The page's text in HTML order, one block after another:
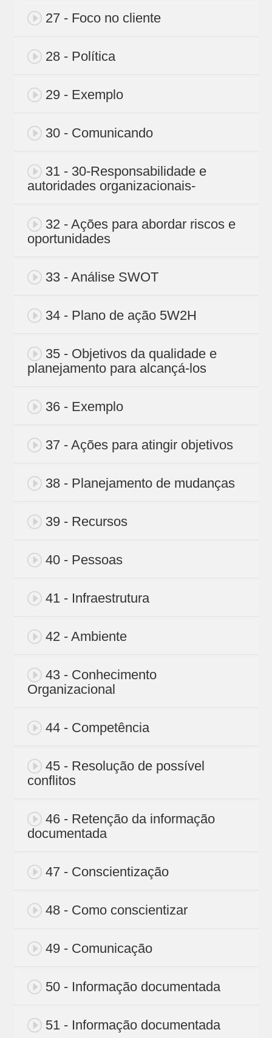
27 - Foco no cliente
28 - Política
29 - Exemplo
30 - Comunicando
31 - 30-Responsabilidade e
autoridades organizacionais-
32 - Ações para abordar riscos e
oportunidades
33 - Análise SWOT
34 - Plano de ação 5W2H
35 - Objetivos da qualidade e
planejamento para alcançá-los
36 - Exemplo
37 - Ações para atingir objetivos
38 - Planejamento de mudanças
39 - Recursos
40 - Pessoas
41 - Infraestrutura
42 - Ambiente
43 - Conhecimento
Organizacional
44 - Competência
45 - Resolução de possível
conflitos
46 - Retenção da informação
documentada
47 - Conscientização
48 - Como conscientizar
49 - Comunicação
50 - Informação documentada
51 - Informação documentada